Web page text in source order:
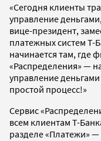
«Сегодня клиенты
управление
вице-президент,
платежных систем Т-
начинается там, где
«Распределения» —
управление
простой процесс!»
Сервис
всем клиентам Т-
разделе «Платежи» —